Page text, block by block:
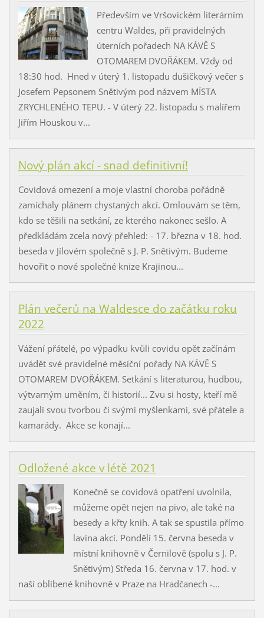
Především ve Vršovickém literárním
centru Waldes, při pravidelných
úterních pořadech NA KÁVĚ S
OTOMAREM DVOŘÁKEM. Vždy od
18:30 hod. Hned v úterý 1. listopadu dušičkový večer s
Josefem Pepsonem Snětivým pod názvem MÍSTA
ZRYCHLENÉHO TEPU. - V úterý 22. listopadu s malířem
Jiřím Houskou v...
Nový plán akcí - snad definitivní!
Covidová omezení a moje vlastní choroba pořádně
zamíchaly plánem chystaných akcí. Omlouvám se těm,
kdo se těšili na setkání, ze kterého nakonec sešlo. A
předkládám zcela nový přehled: - 17. března v 18. hod.
beseda v Jílovém společně s J. P. Snětivým. Budeme
hovořit o nové společné knize Krajinou...
Plán večerů na Waldesce do začátku roku
2022
Vážení přátelé, po výpadku kvůli covidu opět začínám
uvádět své pravidelné měsíční pořady NA KÁVĚ S
OTOMAREM DVOŘÁKEM. Setkání s literaturou, hudbou,
výtvarným uměním, či historií... Zvu si hosty, kteří mě
zaujali svou tvorbou či svými myšlenkami, své přátele a
kamarády. Akce se konají...
Odložené akce v létě 2021
Konečně se covidová opatření uvolnila,
můžeme opět nejen na pivo, ale také na
besedy a křty knih. A tak se spustila přímo
lavina akcí. Pondělí 15. června beseda v
místní knihovně v Černilově (spolu s J. P.
Snětivým) Středa 16. června v 17. hod. v
naší oblíbené knihovně v Praze na Hradčanech -...